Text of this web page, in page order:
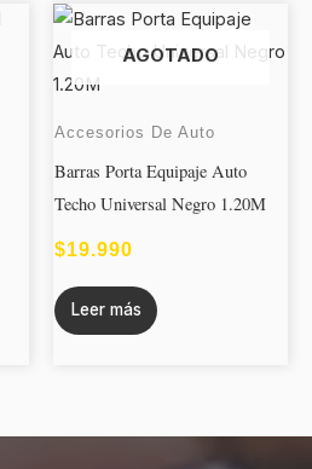
AGOTADO
Accesorios De Auto
Barras Porta Equipaje Auto
Techo Universal Negro 1.20M
$19.990
Leer más